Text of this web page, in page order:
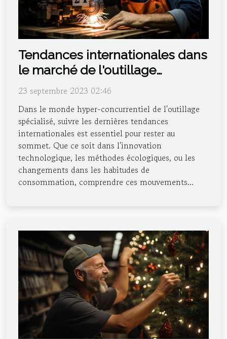
Tendances internationales dans
le marché de l'outillage
spécialisé
23 septembre 2023 02:46
Dans le monde hyper-concurrentiel de l'outillage
spécialisé, suivre les dernières tendances
internationales est essentiel pour rester au
sommet. Que ce soit dans l'innovation
technologique, les méthodes écologiques, ou les
changements dans les habitudes de
consommation, comprendre ces mouvements...